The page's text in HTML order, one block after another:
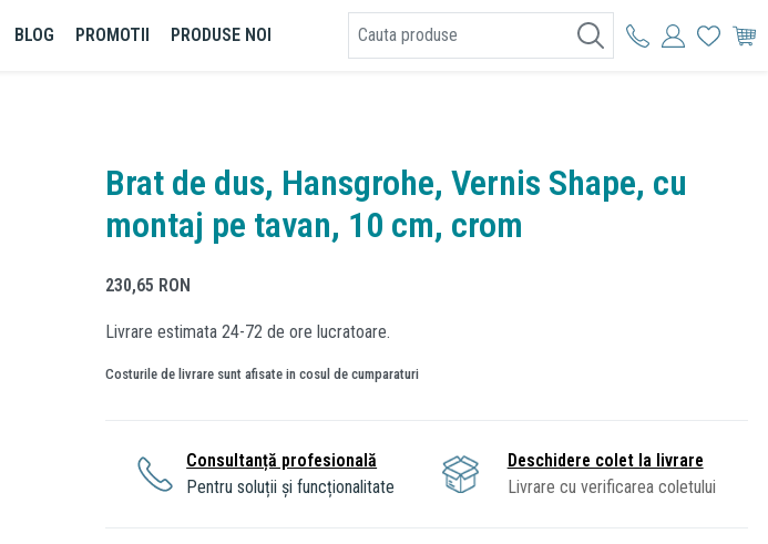
BLOG PROMOTII PRODUSE NOI
Brat de dus, Hansgrohe, Vernis Shape, cu
montaj pe tavan, 10 cm, crom
230,65 RON
Livrare estimata 24-72 de ore lucratoare.
Costurile de livrare sunt afisate in cosul de cumparaturi
Consultanță profesională
Pentru soluții și funcționalitate
Deschidere colet la livrare
Livrare cu verificarea coletului